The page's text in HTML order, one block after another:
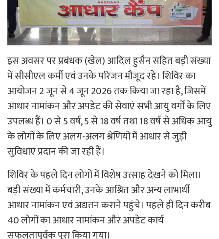
इस अवसर पर प्रबंधक (खेल) आदिल हुसैन सहित बड़ी संख्या
में सीसीएल कर्मी एवं उनके परिजन मौजूद रहे। शिविर का
आयोजन 2 जून से 4 जून 2026 तक किया जा रहा है, जिसमें
आधार नामांकन और अपडेट की सेवाएं सभी आयु वर्गों के लिए
उपलब्ध हैं। 0 से 5 वर्ष, 5 से 18 वर्ष तथा 18 वर्ष से अधिक आयु
के लोगों के लिए अलग-अलग श्रेणियों में आधार से जुड़ी
सुविधाएं प्रदान की जा रही हैं।
शिविर के पहले दिन लोगों में विशेष उत्साह देखने को मिला।
बड़ी संख्या में कर्मचारी, उनके आश्रित और अन्य लाभार्थी
आधार नामांकन एवं अद्यतन कराने पहुंचे। पहले ही दिन करीब
40 लोगों का आधार नामांकन और अपडेट कार्य
सफलतापूर्वक पूरा किया गया।